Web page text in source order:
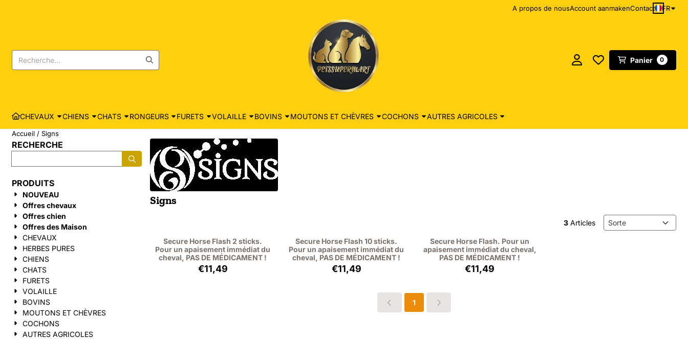
A propos de nousAccount aanmakenContact FR
Rechercher
Panier 0
CHEVAUX CHIENS CHATS RONGEURS FURETS VOLAILLE BOVINS MOUTONS ET CHÈVRES COCHONS AUTRES AGRICOLES
Accueil / Signs
RECHERCHE
PRODUITS
NOUVEAU
Offres chevaux
Offres chien
Offres des Maison
CHEVAUX
HERBES PURES
CHIENS
CHATS
FURETS
VOLAILLE
BOVINS
MOUTONS ET CHÈVRES
COCHONS
AUTRES AGRICOLES
Signs
3Articles Méthode de tri
Secure Horse Flash 2 sticks.
Pour un apaisement immédiat du
cheval, PAS DE MÉDICAMENT !
Prix: 11,49, hors TVA : 9,50
€11,49
Secure Horse Flash 10 sticks.
Pour un apaisement immédiat du
cheval, PAS DE MÉDICAMENT !
Prix: 11,49, hors TVA : 9,50
€11,49
Secure Horse Flash. Pour un
apaisement immédiat du cheval,
PAS DE MÉDICAMENT !
Prix: 11,49, hors TVA : 9,50
€11,49
1